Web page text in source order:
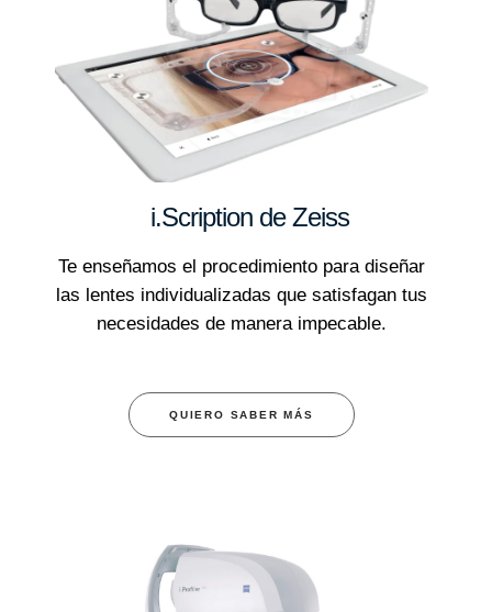
i.Scription de Zeiss
Te enseñamos el procedimiento para diseñar
las lentes individualizadas que satisfagan tus
necesidades de manera impecable.
QUIERO SABER MÁS